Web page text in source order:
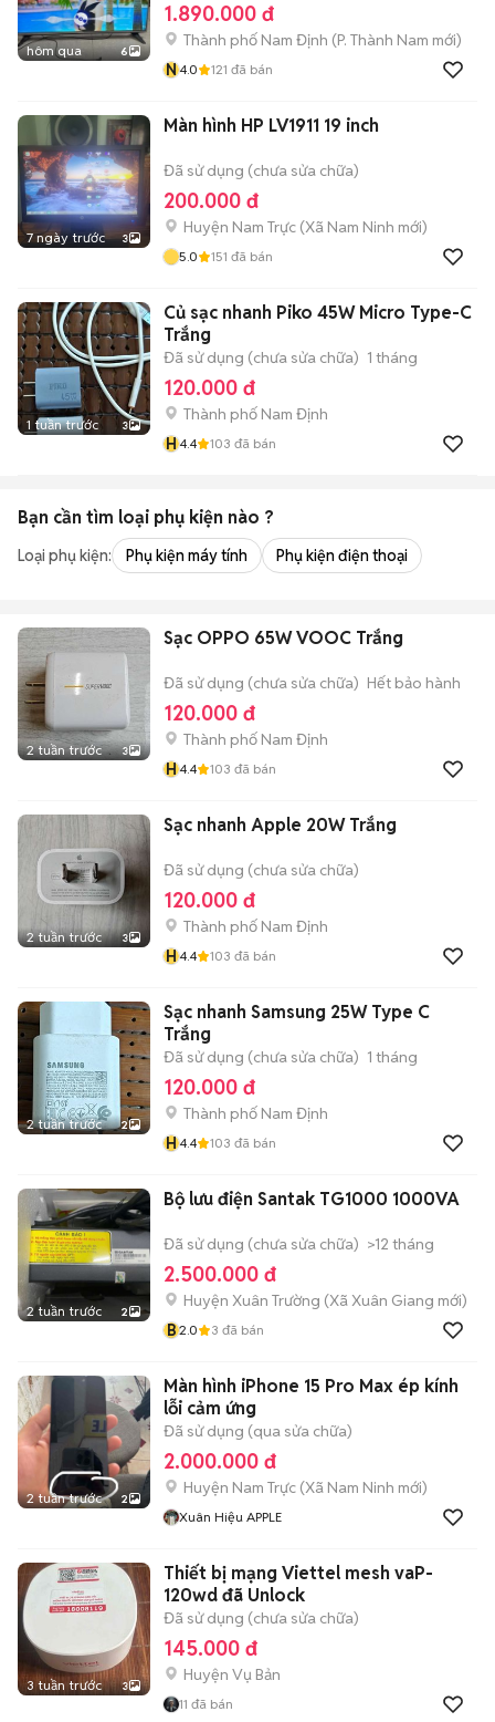
hôm qua 6
1.890.000 đ
Thành phố Nam Định (P. Thành Nam mới)
N4.0 121 đã bán
7 ngày trước 3
Màn hình HP LV1911 19 inch
Đã sử dụng (chưa sửa chữa)
200.000 đ
Huyện Nam Trực (Xã Nam Ninh mới)
5.0 151 đã bán
1 tuần trước 3
Củ sạc nhanh Piko 45W Micro Type-C
Trắng
Đã sử dụng (chưa sửa chữa) 1 tháng
120.000 đ
Thành phố Nam Định
H4.4 103 đã bán
Bạn cần tìm loại phụ kiện nào ?
Loại phụ kiện: Phụ kiện máy tính Phụ kiện điện thoại
2 tuần trước 3
Sạc OPPO 65W VOOC Trắng
Đã sử dụng (chưa sửa chữa) Hết bảo hành
120.000 đ
Thành phố Nam Định
H4.4 103 đã bán
2 tuần trước 3
Sạc nhanh Apple 20W Trắng
Đã sử dụng (chưa sửa chữa)
120.000 đ
Thành phố Nam Định
H4.4 103 đã bán
2 tuần trước 2
Sạc nhanh Samsung 25W Type C
Trắng
Đã sử dụng (chưa sửa chữa) 1 tháng
120.000 đ
Thành phố Nam Định
H4.4 103 đã bán
2 tuần trước 2
Bộ lưu điện Santak TG1000 1000VA
Đã sử dụng (chưa sửa chữa) >12 tháng
2.500.000 đ
Huyện Xuân Trường (Xã Xuân Giang mới)
B2.0 3 đã bán
2 tuần trước 2
Màn hình iPhone 15 Pro Max ép kính
lỗi cảm ứng
Đã sử dụng (qua sửa chữa)
2.000.000 đ
Huyện Nam Trực (Xã Nam Ninh mới)
Xuân Hiệu APPLE
3 tuần trước 3
Thiết bị mạng Viettel mesh vaP-
120wd đã Unlock
Đã sử dụng (chưa sửa chữa)
145.000 đ
Huyện Vụ Bản
11 đã bán